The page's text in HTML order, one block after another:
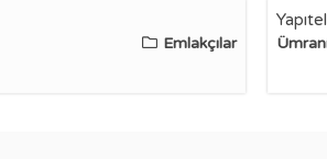
Emlakçılar